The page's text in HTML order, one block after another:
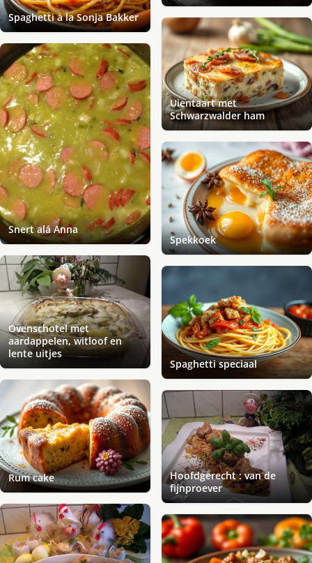
Spaghetti à la Sonja Bakker
Uientaart met
Schwarzwalder ham
Snert alá Anna
Spekkoek
Ovenschotel met
aardappelen, witloof en
lente uitjes
Spaghetti speciaal
Rum cake
Hoofdgerecht : van de
fijnproever